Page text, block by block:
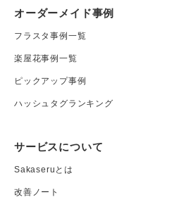
オーダーメイド事例
フラスタ事例一覧
楽屋花事例一覧
ピックアップ事例
ハッシュタグランキング
サービスについて
Sakaseruとは
改善ノート